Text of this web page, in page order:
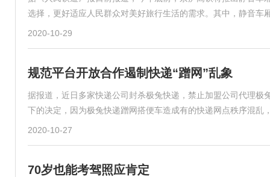
选择，更好适应人民群众对美好旅行生活的需求。其中，静音车
2020-10-29
规范平台开放合作遏制快递“蹭网”乱象
据报道，近日多家快递公司封杀极兔快递，禁止加盟公司代理
下的决定，因为极兔快递蹭网搭便车造成有的快递网点秩序混乱
2020-10-27
70岁也能考驾照应肯定